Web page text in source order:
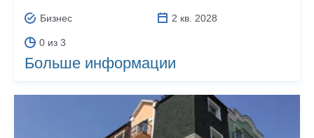
Бизнес 2 кв. 2028
0 из 3
Больше информации